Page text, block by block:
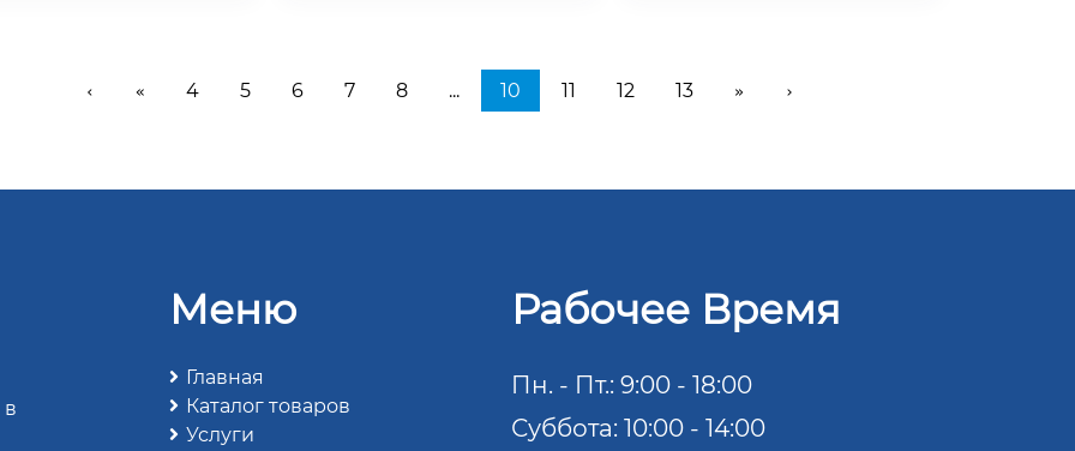
‹ « 4 5 6 7 8 ... 10 11 12 13 » ›
Меню
Главная
Каталог товаров
Услуги
Рабочее Время
Пн. - Пт.: 9:00 - 18:00
Суббота: 10:00 - 14:00